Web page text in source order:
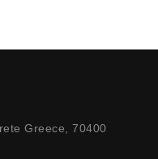
Greece, 70400